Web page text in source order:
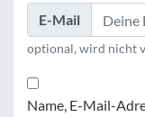
E-Mail
optional, wird nicht
Name, E-Mail-